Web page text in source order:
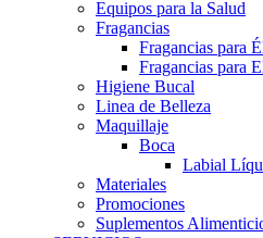
Equipos para la Salud
Fragancias
Fragancias para
Fragancias para
Higiene Bucal
Linea de Belleza
Maquillaje
Boca
Labial
Materiales
Promociones
Suplementos